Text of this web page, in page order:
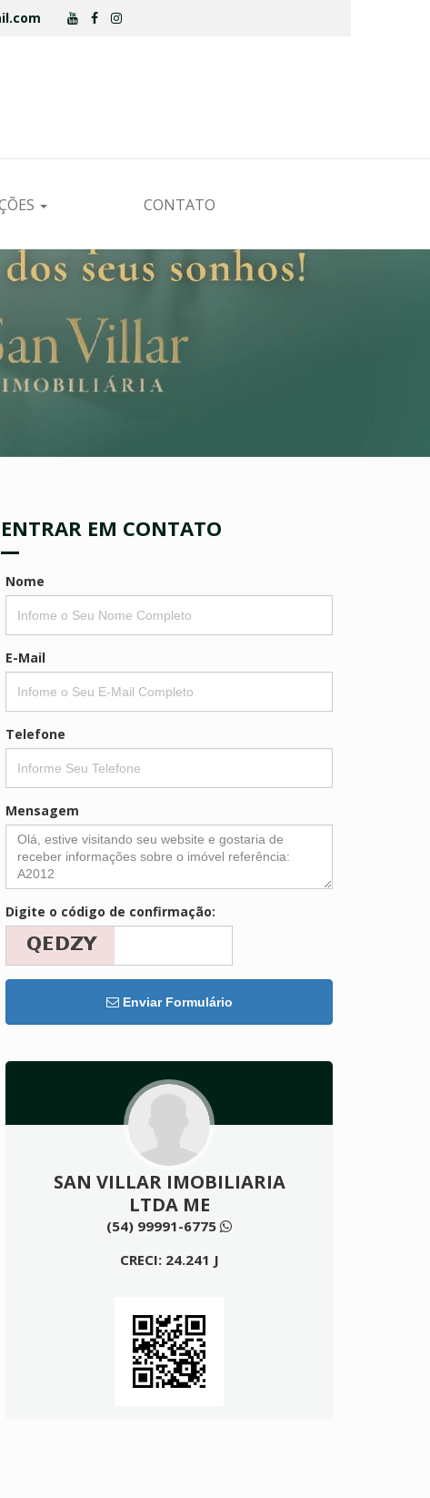
CONTATO
ENTRAR EM CONTATO
Nome
E-Mail
Telefone
Mensagem
Digite o código de confirmação:
Enviar Formulário
SAN VILLAR IMOBILIARIA
LTDA ME
(54) 99991-6775
CRECI: 24.241 J